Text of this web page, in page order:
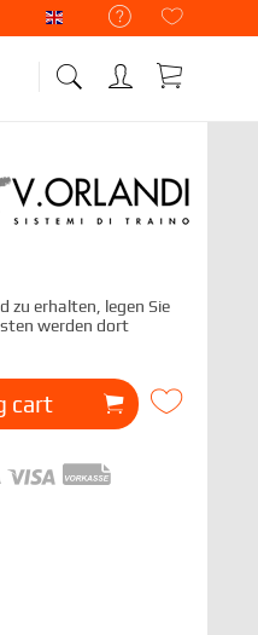
Liekup Englisch
zu erhalten, legen Sie
werden dort
cart